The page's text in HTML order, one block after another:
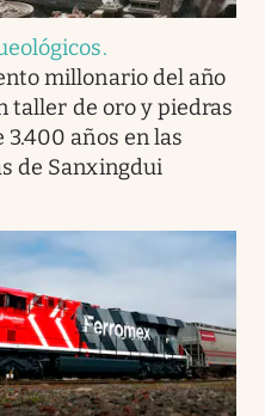
.
millonario del año
taller de oro y piedras
3.400 años en las
de Sanxingdui